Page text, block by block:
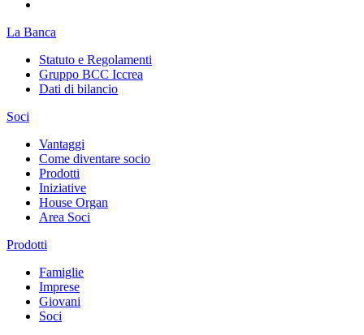
La Banca
Statuto e Regolamenti
Gruppo BCC Iccrea
Dati di bilancio
Soci
Vantaggi
Come diventare socio
Prodotti
Iniziative
House Organ
Area Soci
Prodotti
Famiglie
Imprese
Giovani
Soci